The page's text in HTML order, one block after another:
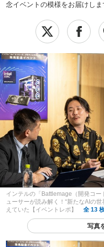
念イベントの模様をお届けしま
インテルの「Battlemage（開発コ
ューサーが読み解く！“新たなAIの
えていた【イベントレポ】
全 13
写真